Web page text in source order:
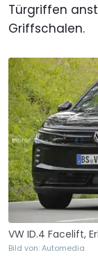
Türgriffen
Griffschalen.
VW ID.4 Facelift,
Bild von: Automedia